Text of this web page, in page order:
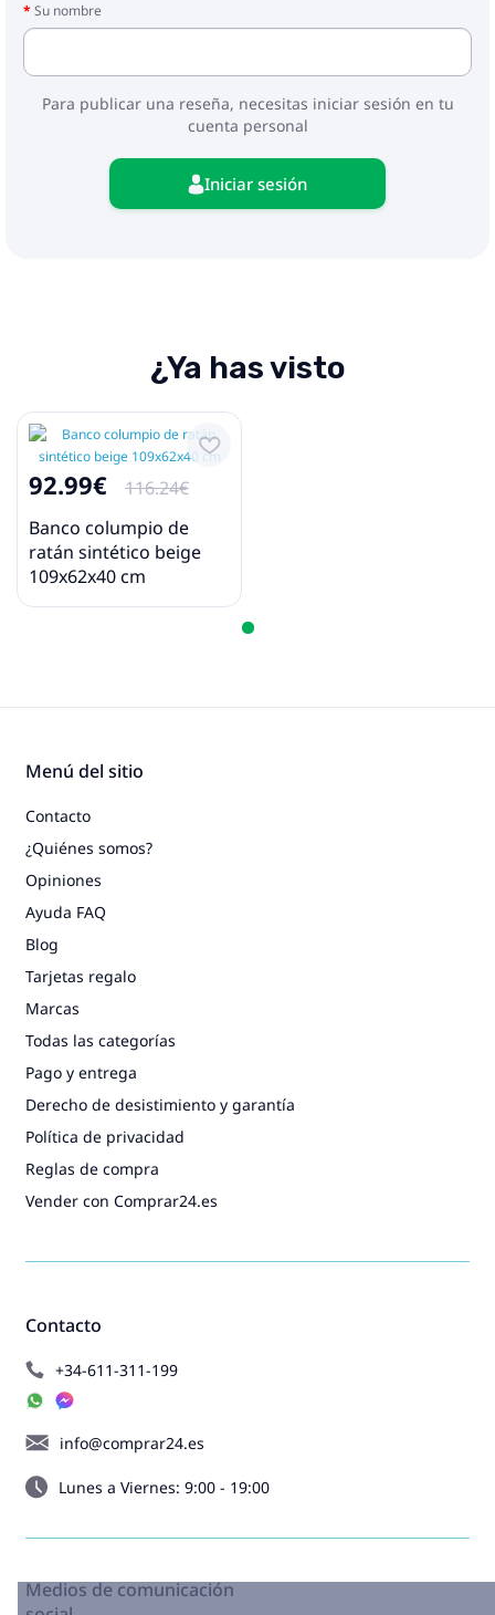
Su nombre
Para publicar una reseña, necesitas iniciar sesión en tu
cuenta personal
Iniciar sesión
¿Ya has visto
92.99€
116.24€
Banco columpio de
ratán sintético beige
109x62x40 cm
Contacto
+34-611-311-199
info@comprar24.es
Lunes a Viernes: 9:00 - 19:00
Menú del sitio
Contacto
¿Quiénes somos?
Opiniones
Ayuda FAQ
Blog
Tarjetas regalo
Marcas
Todas las categorías
Pago y entrega
Derecho de desistimiento y garantía
Política de privacidad
Reglas de compra
Vender con Comprar24.es
Medios de comunicación